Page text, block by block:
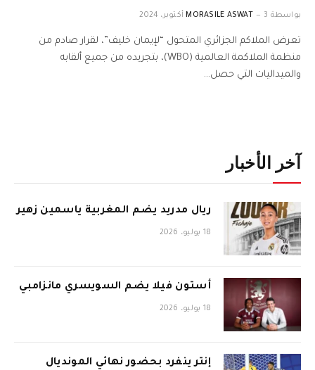
بواسطة MORASILE ASWAT 3 أكتوبر، 2024
تعرض الملاكم الجزائري المتحول “لإيمان خليف”، لقرار صادم من
منظمة الملاكمة العالمية (WBO)، بتجريده من جميع ألقابه
والميداليات التي حصل…
آخر الأخبار
ريال مدريد يضم المغربية ياسمين زهير
18 يوليو، 2026
أستون فيلا يضم السويسري مانزامبي
18 يوليو، 2026
إنتر ينفرد بحضور نهائي المونديال